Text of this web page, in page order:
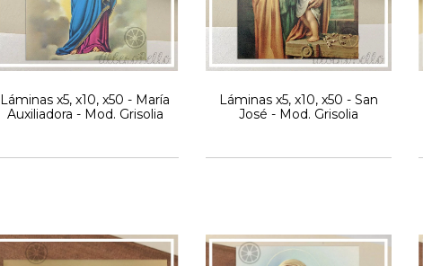
Láminas x5, x10, x50 - María
Auxiliadora - Mod. Grisolia
Láminas x5, x10, x50 - San
José - Mod. Grisolia